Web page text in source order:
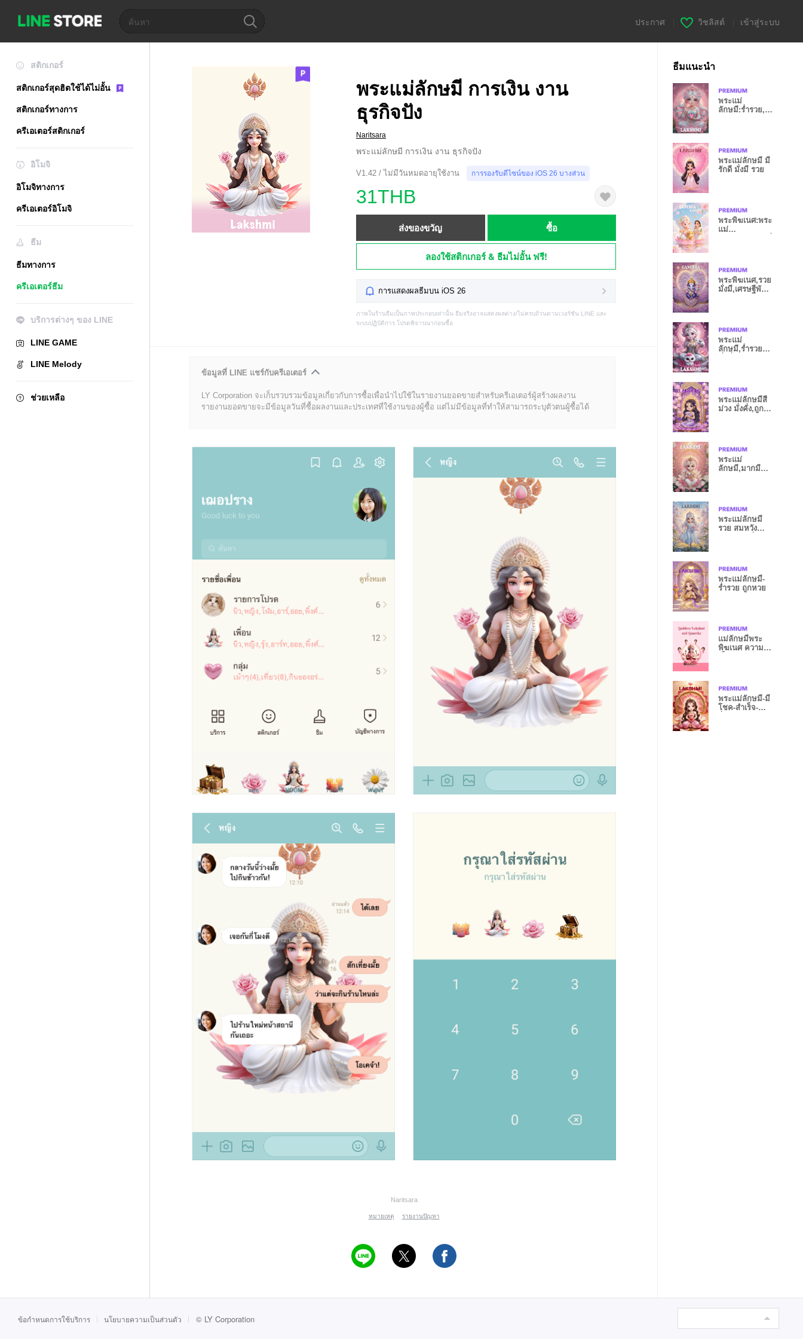
ประกาศ วิชลิสต์ เข้าสู่ระบบ
สติกเกอร์
สติกเกอร์สุดฮิตใช้ได้ไม่อั้น
สติกเกอร์ทางการ
ครีเอเตอร์สติกเกอร์
อิโมจิ
อิโมจิทางการ
ครีเอเตอร์อิโมจิ
ธีม
ธีมทางการ
ครีเอเตอร์ธีม
บริการต่างๆ ของ LINE
LINE GAME
LINE Melody
ช่วยเหลือ
พระแม่ลักษมี การเงิน งาน
ธุรกิจปัง
Naritsara
พระแม่ลักษมี การเงิน งาน ธุรกิจปัง
V1.42 / ไม่มีวันหมดอายุใช้งาน การรองรับดีไซน์ของ iOS 26 บางส่วน
31THB
ส่งของขวัญ ซื้อ
ลองใช้สติกเกอร์ & ธีมไม่อั้น ฟรี!
การแสดงผลธีมบน iOS 26
ภาพในร้านธีมเป็นภาพประกอบเท่านั้น ธีมจริงอาจแสดงผลต่าง/ไม่ครบถ้วนตามเวอร์ชัน LINE และ
ระบบปฏิบัติการ โปรดพิจารณาก่อนซื้อ
ข้อมูลที่ LINE แชร์กับครีเอเตอร์
LY Corporation จะเก็บรวบรวมข้อมูลเกี่ยวกับการซื้อเพื่อนำไปใช้ในรายงานยอดขายสำหรับครีเอเตอร์ผู้สร้างผลงาน
รายงานยอดขายจะมีข้อมูลวันที่ซื้อผลงานและประเทศที่ใช้งานของผู้ซื้อ แต่ไม่มีข้อมูลที่ทำให้สามารถระบุตัวตนผู้ซื้อได้
Naritsara
หมายเหตุ รายงานปัญหา
ธีมแนะนำ
พระแม่
ลักษมี:ร่ำรวย,รุ่ง
พระแม่ลักษมี มี
รักดี มั่งมี รวย
พระพิฆเนศ:พระ
แม่
พระพิฆเนศ,รวย
มั่งมี,เศรษฐีพัน
พระแม่
ลักษมี,ร่ำรวย
พระแม่ลักษมีสี
ม่วง มั่งคั่ง,ถูก
พระแม่
ลักษมี,มากมี
พระแม่ลักษมี
รวย สมหวัง
พระแม่ลักษมี-
ร่ำรวย ถูกหวย
แม่ลักษมีพระ
พิฆเนศ ความรัก
พระแม่ลักษมี-มี
โชค-สำเร็จ-
ข้อกำหนดการใช้บริการ นโยบายความเป็นส่วนตัว © LY Corporation